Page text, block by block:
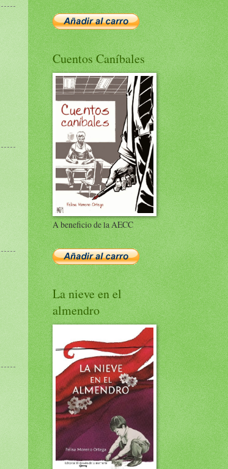
Cuentos Caníbales
A beneficio de la AECC
La nieve en el
almendro